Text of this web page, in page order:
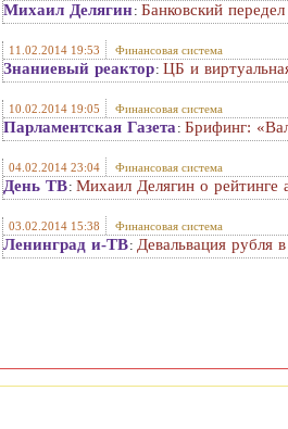
Михаил Делягин: Банковский
11.02.2014 19:53 Финансовая система
Знаниевый реактор: ЦБ и
10.02.2014 19:05 Финансовая система
Парламентская Газета : Брифинг:
04.02.2014 23:04 Финансовая система
День ТВ: Михаил Делягин о рейтинге
03.02.2014 15:38 Финансовая система
Ленинград и-ТВ: Девальвация рубля